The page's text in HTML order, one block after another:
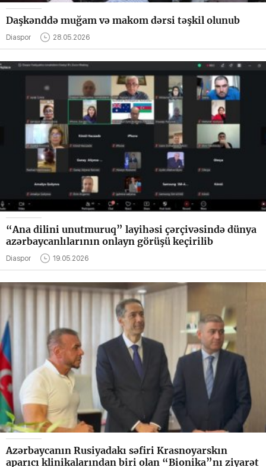
Daşkənddə muğam və makom dərsi təşkil olunub
Diaspor 28.05.2026
“Ana dilini unutmuruq” layihəsi çərçivəsində dünya
azərbaycanlılarının onlayn görüşü keçirilib
Diaspor 19.05.2026
Azərbaycanın Rusiyadakı səfiri Krasnoyarskın
aparıcı klinikalarından biri olan “Bionika”nı ziyarət